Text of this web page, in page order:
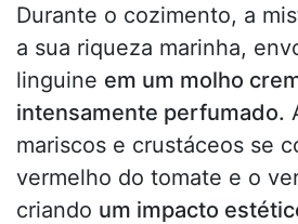
Durante o cozimento, a
a sua riqueza marinha,
linguine em um molho
intensamente perfumado.
mariscos e crustáceos se
vermelho do tomate e o
criando um impacto